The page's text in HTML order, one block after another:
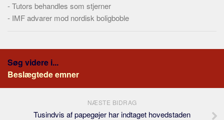
-Tutors behandles som stjerner
- IMF advarer mod nordisk boligboble
Søg videre i...
Beslægtede emner
NÆSTE BIDRAG
Tusindvis af papegøjer har indtaget hovedstaden